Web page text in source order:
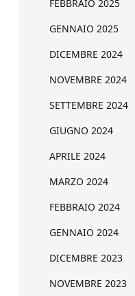
FEBBRAIO 2025
GENNAIO 2025
DICEMBRE 2024
NOVEMBRE 2024
SETTEMBRE 2024
GIUGNO 2024
APRILE 2024
MARZO 2024
FEBBRAIO 2024
GENNAIO 2024
DICEMBRE 2023
NOVEMBRE 2023